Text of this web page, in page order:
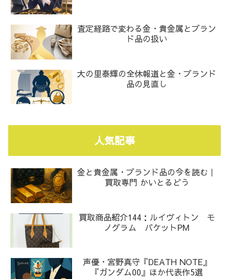
査定経路で変わる金・貴金属とブラン
ド品の扱い
大の里泰輝の全休報道と金・ブランド
品の見直し
人気記事
金と貴金属・ブランド品の今を読む｜
買取専門 かいとるどう
買取商品紹介144：ルイヴィトン モ
ノグラム バケットPM
声優・宮野真守『DEATH NOTE』
『ガンダム00』ほか代表作5選